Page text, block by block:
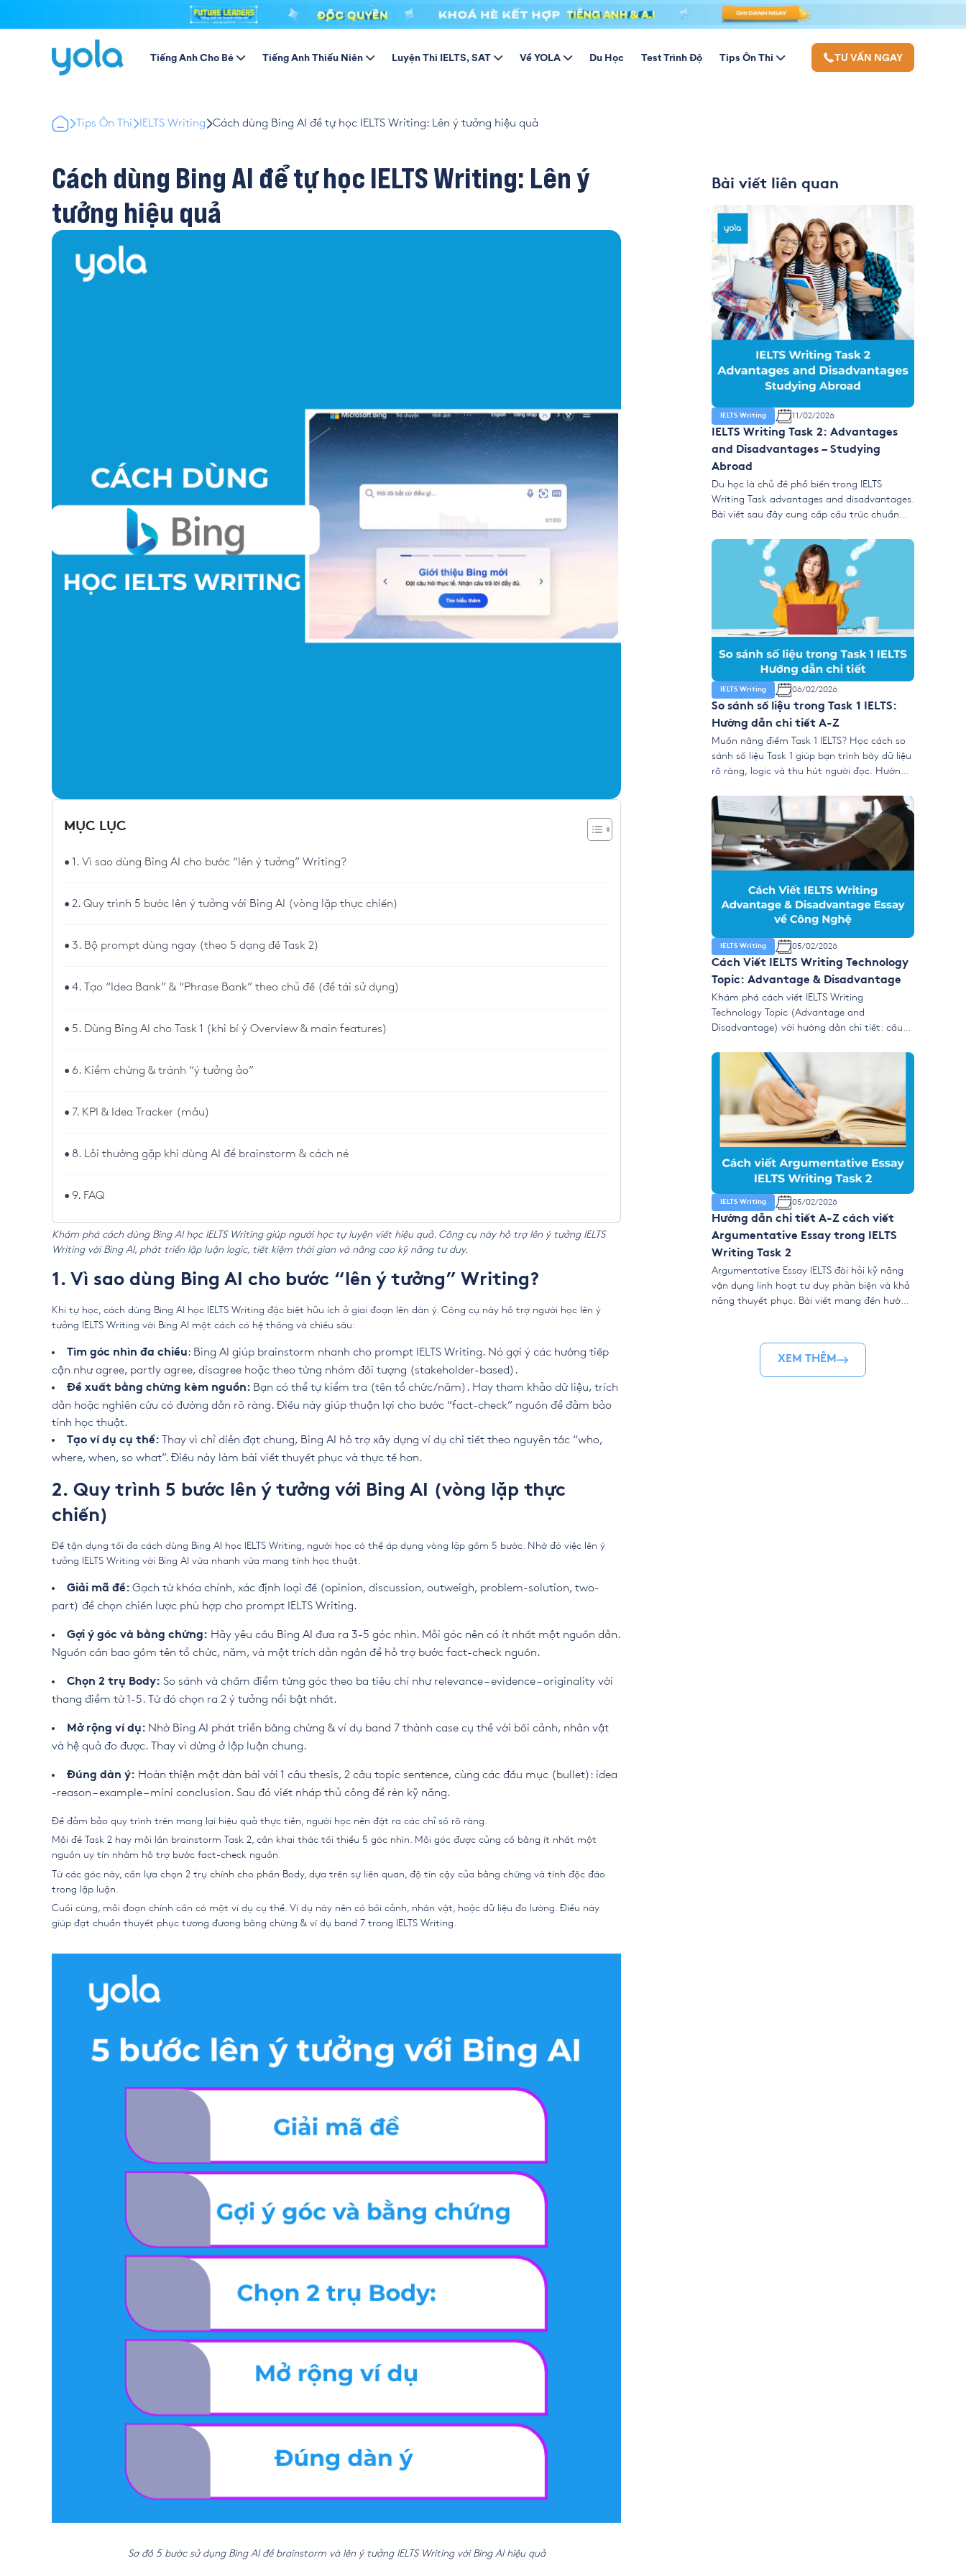
Tiếng Anh Cho Bé Tiếng Anh Thiếu Niên Luyện Thi IELTS, SAT Về YOLA Du Học Test Trình Độ Tips Ôn Thi TƯ VẤN NGAY
Tips Ôn Thi IELTS Writing Cách dùng Bing AI để tự học IELTS Writing: Lên ý tưởng hiệu quả
Cách dùng Bing AI để tự học IELTS Writing: Lên ý
tưởng hiệu quả
MỤC LỤC
1. Vì sao dùng Bing AI cho bước “lên ý tưởng” Writing?
2. Quy trình 5 bước lên ý tưởng với Bing AI (vòng lặp thực chiến)
3. Bộ prompt dùng ngay (theo 5 dạng đề Task 2)
4. Tạo “Idea Bank” & “Phrase Bank” theo chủ đề (để tái sử dụng)
5. Dùng Bing AI cho Task 1 (khi bí ý Overview & main features)
6. Kiểm chứng & tránh “ý tưởng ảo”
7. KPI & Idea Tracker (mẫu)
8. Lỗi thường gặp khi dùng AI để brainstorm & cách né
9. FAQ
Khám phá cách dùng Bing AI học IELTS Writing giúp người học tự luyện viết hiệu quả. Công cụ này hỗ trợ lên ý tưởng IELTS
Writing với Bing AI, phát triển lập luận logic, tiết kiệm thời gian và nâng cao kỹ năng tư duy.
1. Vì sao dùng Bing AI cho bước “lên ý tưởng” Writing?
Khi tự học, cách dùng Bing AI học IELTS Writing đặc biệt hữu ích ở giai đoạn lên dàn ý. Công cụ này hỗ trợ người học lên ý
tưởng IELTS Writing với Bing AI một cách có hệ thống và chiều sâu:
Tìm góc nhìn đa chiều : Bing AI giúp brainstorm nhanh cho prompt IELTS Writing. Nó gợi ý các hướng tiếp
cận như agree, partly agree, disagree hoặc theo từng nhóm đối tượng (stakeholder-based).
Đề xuất bằng chứng kèm nguồn: Bạn có thể tự kiểm tra (tên tổ chức/năm). Hay tham khảo dữ liệu, trích
dẫn hoặc nghiên cứu có đường dẫn rõ ràng. Điều này giúp thuận lợi cho bước “fact-check” nguồn để đảm bảo
tính học thuật.
Tạo ví dụ cụ thể:
Thay vì chỉ diễn đạt chung, Bing AI hỗ trợ xây dựng ví dụ chi tiết theo nguyên tắc “who,
where, when, so what”. Điều này làm bài viết thuyết phục và thực tế hơn.
2. Quy trình 5 bước lên ý tưởng với Bing AI (vòng lặp thực
chiến)
Để tận dụng tối đa cách dùng Bing AI học IELTS Writing, người học có thể áp dụng vòng lặp gồm 5 bước. Nhờ đó việc lên ý
tưởng IELTS Writing với Bing AI vừa nhanh vừa mang tính học thuật.
Giải mã đề: Gạch từ khóa chính, xác định loại đề (opinion, discussion, outweigh, problem-solution, two-
part) để chọn chiến lược phù hợp cho prompt IELTS Writing.
Gợi ý góc và bằng chứng: Hãy yêu cầu Bing AI đưa ra 3-5 góc nhìn. Mỗi góc nên có ít nhất một nguồn dẫn.
Nguồn cần bao gồm tên tổ chức, năm, và một trích dẫn ngắn để hỗ trợ bước fact-check nguồn.
Chọn 2 trụ Body: So sánh và chấm điểm từng góc theo ba tiêu chí như relevance – evidence – originality với
thang điểm từ 1-5. Từ đó chọn ra 2 ý tưởng nổi bật nhất.
Mở rộng ví dụ: Nhờ Bing AI phát triển bằng chứng & ví dụ band 7 thành case cụ thể với bối cảnh, nhân vật
và hệ quả đo được. Thay vì dừng ở lập luận chung.
Đúng dàn ý: Hoàn thiện một dàn bài với 1 câu thesis, 2 câu topic sentence, cùng các đầu mục (bullet): idea
-reason – example – mini conclusion. Sau đó viết nháp thủ công để rèn kỹ năng.
Để đảm bảo quy trình trên mang lại hiệu quả thực tiễn, người học nên đặt ra các chỉ số rõ ràng.
Mỗi đề Task 2 hay mỗi lần brainstorm Task 2, cần khai thác tối thiểu 5 góc nhìn. Mỗi góc được củng cố bằng ít nhất một
nguồn uy tín nhằm hỗ trợ bước fact-check nguồn.
Từ các góc này, cần lựa chọn 2 trụ chính cho phần Body, dựa trên sự liên quan, độ tin cậy của bằng chứng và tính độc đáo
trong lập luận.
Cuối cùng, mỗi đoạn chính cần có một ví dụ cụ thể. Ví dụ này nên có bối cảnh, nhân vật, hoặc dữ liệu đo lường. Điều này
giúp đạt chuẩn thuyết phục tương đương bằng chứng & ví dụ band 7 trong IELTS Writing.
Sơ đồ 5 bước sử dụng Bing AI để brainstorm và lên ý tưởng IELTS Writing với Bing AI hiệu quả
Bài viết liên quan
IELTS Writing 11/02/2026
IELTS Writing Task 2: Advantages
and Disadvantages – Studying
Abroad
Du học là chủ đề phổ biến trong IELTS
Writing Task advantages and disadvantages.
Bài viết sau đây cung cấp cấu trúc chuẩn
trọng điểm giúp bạn viết bài luận chủ đề du
học (studying abroad essay) hiệu quả phù
hợp tiêu chí. 1. […]
IELTS Writing 06/02/2026
So sánh số liệu trong Task 1 IELTS:
Hướng dẫn chi tiết A-Z
Muốn nâng điểm Task 1 IELTS? Học cách so
sánh số liệu Task 1 giúp bạn trình bày dữ liệu
rõ ràng, logic và thu hút người đọc. Hướng
dụng. 1. Khi nào trọng tâm là “so sánh số
liệu Task 1”? Trong IELTS […]
IELTS Writing 05/02/2026
Cách Viết IELTS Writing Technology
Topic: Advantage & Disadvantage
Khám phá cách viết IELTS Writing
Technology Topic (Advantage and
Disadvantage) với hướng dẫn chi tiết: cấu
mẫu ngôn ngữ học thuật. Nâng band điểm
nhanh chóng cho chủ đề Technology essay
IELTS nhờ các mẹo rõ ràng, dễ áp dụng. 1.
Thesis mẫu cho IELTS […]
IELTS Writing 05/02/2026
Hướng dẫn chi tiết A-Z cách viết
Argumentative Essay trong IELTS
Writing Task 2
Argumentative Essay IELTS đòi hỏi kỹ năng
vận dụng linh hoạt tư duy phản biện và khả
năng thuyết phục. Bài viết mang đến hướng
sắc sảo, định hình thesis chiến lược và vận
dụng kỹ thuật phản biện–bác bỏ […]
XEM THÊM